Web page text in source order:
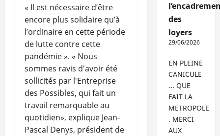
« Il est nécessaire d’être
encore plus solidaire qu’à
l’ordinaire en cette période
de lutte contre cette
pandémie ». « Nous
sommes ravis d'avoir été
sollicités par l'Entreprise
des Possibles, qui fait un
travail remarquable au
quotidien», explique Jean-
Pascal Denys, président de
des
loyers
29/06/2026
EN PLEINE
CANICULE
... QUE
FAIT LA
METROPOLE
. MERCI
AUX